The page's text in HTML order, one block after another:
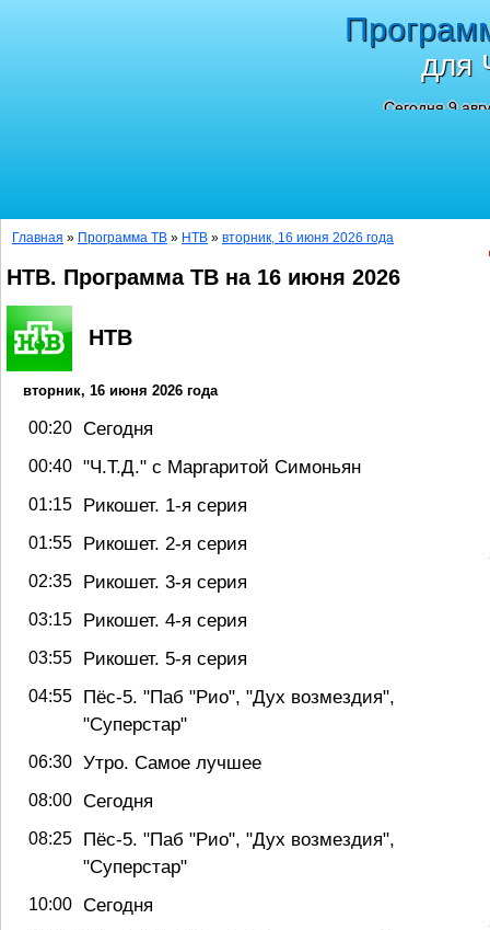
для
Сегодня 9
Главная » Программа ТВ » НТВ » вторник, 16 июня 2026 года
НТВ. Программа ТВ на 16 июня 2026
НТВ
вторник, 16 июня 2026 года
00:20 Сегодня
00:40 "Ч.T.Д." с Маргаритой Симоньян
01:15 Рикошет. 1-я серия
01:55 Рикошет. 2-я серия
02:35 Рикошет. 3-я серия
03:15 Рикошет. 4-я серия
03:55 Рикошет. 5-я серия
04:55
Пёс-5. "Паб "Рио", "Дух возмездия",
"Суперстар"
06:30 Утро. Самое лучшее
08:00 Сегодня
08:25
Пёс-5. "Паб "Рио", "Дух возмездия",
"Суперстар"
10:00 Сегодня